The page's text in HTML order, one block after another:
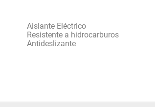
Aislante Eléctrico
Resistente a hidrocarburos
Antideslizante